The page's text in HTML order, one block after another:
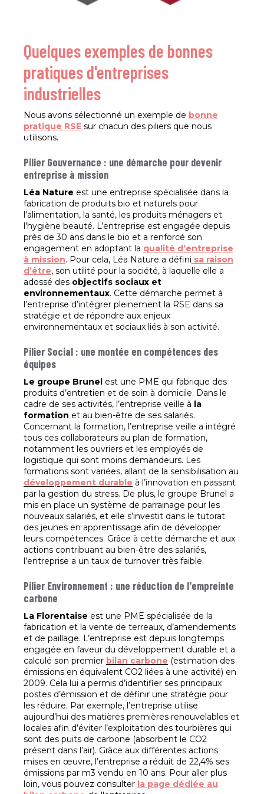
Quelques exemples de bonnes
pratiques d'entreprises
industrielles
Nous avons sélectionné un exemple de bonne
pratique RSE sur chacun des piliers que nous
utilisons.
Pilier Gouvernance : une démarche pour devenir
entreprise à mission
Léa Nature est une entreprise spécialisée dans la
fabrication de produits bio et naturels pour
l’alimentation, la santé, les produits ménagers et
l’hygiène beauté. L’entreprise est engagée depuis
près de 30 ans dans le bio et a renforcé son
engagement en adoptant la qualité d’entreprise
à mission. Pour cela, Léa Nature a défini sa raison
d’être, son utilité pour la société, à laquelle elle a
adossé des objectifs sociaux et
environnementaux. Cette démarche permet à
l’entreprise d’intégrer pleinement la RSE dans sa
stratégie et de répondre aux enjeux
environnementaux et sociaux liés à son activité.
Pilier Social : une montée en compétences des
équipes
Le groupe Brunel est une PME qui fabrique des
produits d’entretien et de soin à domicile. Dans le
cadre de ses activités, l’entreprise veille à la
formation et au bien-être de ses salariés.
Concernant la formation, l’entreprise veille a intégré
tous ces collaborateurs au plan de formation,
notamment les ouvriers et les employés de
logistique qui sont moins demandeurs. Les
formations sont variées, allant de la sensibilisation au
développement durable à l’innovation en passant
par la gestion du stress. De plus, le groupe Brunel a
mis en place un système de parrainage pour les
nouveaux salariés, et elle s’investit dans le tutorat
des jeunes en apprentissage afin de développer
leurs compétences. Grâce à cette démarche et aux
actions contribuant au bien-être des salariés,
l’entreprise a un taux de turnover très faible.
Pilier Environnement : une réduction de l'empreinte
carbone
La Florentaise est une PME spécialisée de la
fabrication et la vente de terreaux, d’amendements
et de paillage. L’entreprise est depuis longtemps
engagée en faveur du développement durable et a
calculé son premier bilan carbone (estimation des
émissions en équivalent CO2 liées à une activité) en
2009. Cela lui a permis d’identifier ses principaux
postes d’émission et de définir une stratégie pour
les réduire. Par exemple, l’entreprise utilise
aujourd’hui des matières premières renouvelables et
locales afin d’éviter l’exploitation des tourbières qui
sont des puits de carbone (absorbent le CO2
présent dans l’air). Grâce aux différentes actions
mises en œuvre, l’entreprise a réduit de 22,4% ses
émissions par m3 vendu en 10 ans. Pour aller plus
loin, vous pouvez consulter la page dédiée au